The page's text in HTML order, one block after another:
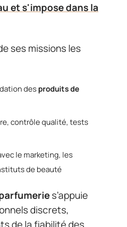
et s'impose dans la
ses missions les
desproduits de
contrôle qualité, tests
le marketing, les
de beauté
s’appuie
discrets,
de la fiabilité des